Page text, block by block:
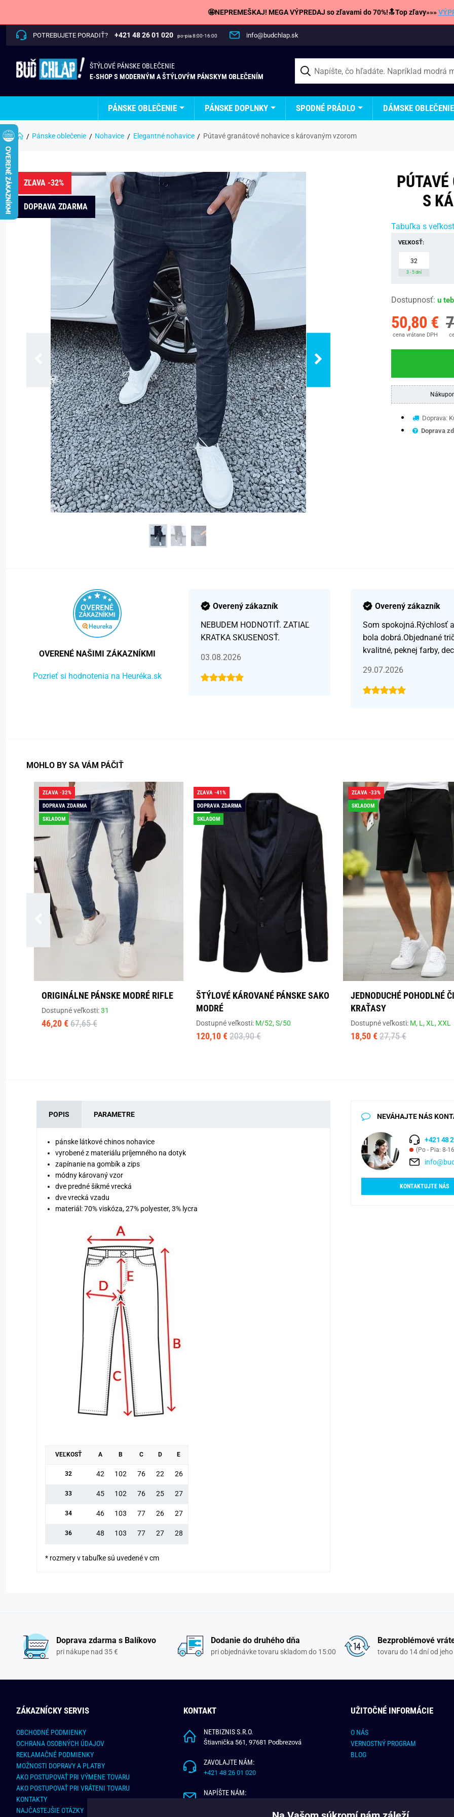
🤩NEPREMEŠKAJ! MEGA VÝPREDAJ so zľavami do 70%!🔝Top zľavy»»»
POTREBUJETE PORADIŤ? +421 48 26 01 020 po-pia 8:00-16:00 info@budchlap.sk
ŠTÝLOVÉ PÁNSKE OBLEČENIE
E-SHOP S MODERNÝM A ŠTÝLOVÝM PÁNSKYM OBLEČENÍM
PÁNSKE OBLEČENIE PÁNSKE DOPLNKY SPODNÉ PRÁDLO DÁMSKE OBLEČENIE
Pánske oblečenie Nohavice Elegantné nohavice Pútavé granátové nohavice s károvaným vzorom
ZĽAVA -32%
DOPRAVA ZDARMA
S
Tabuľka s
VEĽKOSŤ:
32
3 - 5 dní
Dostupnosť: u
50,80 €
cena vrátane DPH
Doprava:
Doprava
OVERENÉ NAŠIMI ZÁKAZNÍKMI
Pozrieť si hodnotenia na Heuréka.sk
Overený zákazník
NEBUDEM HODNOTIŤ. ZATIAĽ
KRATKA SKUSENOSŤ.
03.08.2026
Overený zákazník
Som spokojná.Rýchlosť
bola dobrá.Objednané
kvalitné, peknej farby,
29.07.2026
MOHLO BY SA VÁM PÁČIŤ
ZĽAVA -32%
DOPRAVA ZDARMA
SKLADOM
ORIGINÁLNE PÁNSKE MODRÉ RIFLE
Dostupné veľkosti:31
46,20 € 67,65 €
ZĽAVA -41%
DOPRAVA ZDARMA
SKLADOM
ŠTÝLOVÉ KÁROVANÉ PÁNSKE SAKO
MODRÉ
Dostupné veľkosti: M/52,S/50
120,10 € 203,90 €
ZĽAVA -33%
SKLADOM
JEDNODUCHÉ POHODLNÉ
KRAŤASY
Dostupné veľkosti: M, L,XL,XXL
18,50 € 27,75 €
POPIS PARAMETRE
pánske látkové chinos nohavice
vyrobené z materiálu príjemného na dotyk
zapínanie na gombík a zips
módny károvaný vzor
dve predné šikmé vrecká
dve vrecká vzadu
materiál: 70% viskóza, 27% polyester, 3% lycra
VEĽKOSŤ A B C D E
32 42 102 76 22 26
33 45 102 76 25 27
34 46 103 77 26 27
36 48 103 77 27 28
* rozmery v tabuľke sú uvedené v cm
NEVÁHAJTE NÁS
+421 48
(Po - Pia: 8-
KONTAKTUJTE NÁS
Doprava zdarma s Balíkovo
pri nákupe nad 35 €
Dodanie do druhého dňa
pri objednávke tovaru skladom do 15:00
Bezproblémové
tovaru do 14 dní od
ZÁKAZNÍCKY SERVIS
OBCHODNÉ PODMIENKY
OCHRANA OSOBNÝCH ÚDAJOV
REKLAMAČNÉ PODMIENKY
MOŽNOSTI DOPRAVY A PLATBY
AKO POSTUPOVAŤ PRI VÝMENE TOVARU
AKO POSTUPOVAŤ PRI VRÁTENI TOVARU
KONTAKTY
NAJČASTEJŠIE OTÁZKY
KONTAKT
NETBIZNIS S.R.O.
Štiavnička 561, 97681 Podbrezová
ZAVOLAJTE NÁM:
+421 48 26 01 020
NAPÍŠTE NÁM:
UŽITOČNÉ INFORMÁCIE
O NÁS
VERNOSTNÝ PROGRAM
BLOG